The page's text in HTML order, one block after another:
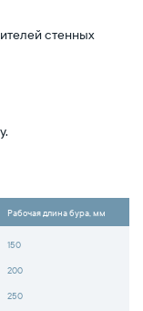
стенных
Рабочая длина бура, мм
150
200
250